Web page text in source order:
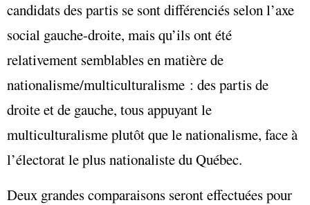
candidats des partis se sont différenciés selon l’axe
social gauche-droite, mais qu’ils ont été
relativement semblables en matière de
nationalisme/multiculturalisme : des partis de
droite et de gauche, tous appuyant le
multiculturalisme plutôt que le nationalisme, face à
l’électorat le plus nationaliste du Québec.
Deux grandes comparaisons seront effectuées pour